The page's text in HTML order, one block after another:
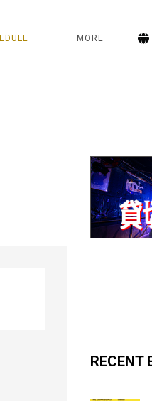
MORE
RECENT